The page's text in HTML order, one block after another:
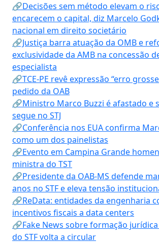
🔗Decisões sem método elevam o
encarecem o capital, diz Marcelo
nacional em direito societário
🔗Justiça barra atuação da OMB e
exclusividade da AMB na concessão
especialista
🔗TCE-PE revê expressão “erro
pedido da OAB
🔗Ministro Marco Buzzi é afastado e
segue no STJ
🔗Conferência nos EUA confirma
como um dos painelistas
🔗Evento em Campina Grande
ministra do TST
🔗Presidente da OAB-MS defende
anos no STF e eleva tensão
🔗ReData: entidades da engenharia
incentivos fiscais a data centers
🔗Fake News sobre formação
do STF volta a circular